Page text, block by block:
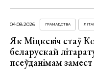
04.08.2026 ГРАМАДСТВА
Як Міцкевіч стаў
беларускай
псеўданімам